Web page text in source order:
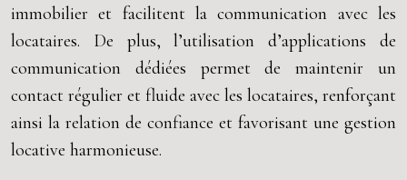
immobilier et facilitent la communication avec les
locataires. De plus, l’utilisation d’applications de
communication dédiées permet de maintenir un
contact régulier et fluide avec les locataires, renforçant
ainsi la relation de confiance et favorisant une gestion
locative harmonieuse.